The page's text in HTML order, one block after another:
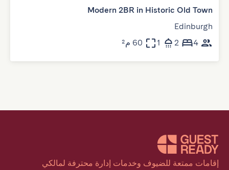
Modern 2BR in Historic Old Town
Edinburgh
4
2
1 60 م²